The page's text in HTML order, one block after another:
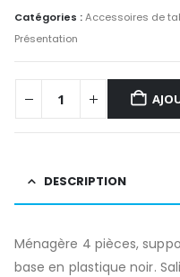
Catégories :Accessoires de
Présentation
DESCRIPTION
Ménagère 4 pièces,
base en plastique noir.